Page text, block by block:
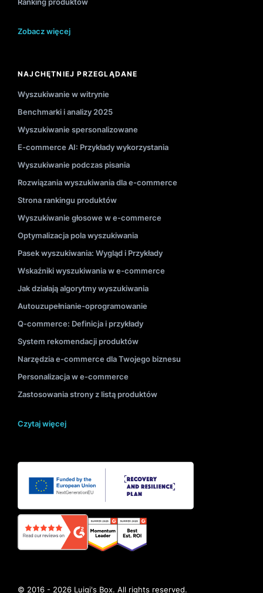
Zobacz więcej
NAJCHĘTNIEJ PRZEGLĄDANE
Wyszukiwanie w witrynie
Benchmarki i analizy 2025
Wyszukiwanie spersonalizowane
E-commerce AI: Przykłady wykorzystania
Wyszukiwanie podczas pisania
Rozwiązania wyszukiwania dla e-commerce
Strona rankingu produktów
Wyszukiwanie głosowe w e-commerce
Optymalizacja pola wyszukiwania
Pasek wyszukiwania: Wygląd i Przykłady
Wskaźniki wyszukiwania w e-commerce
Jak działają algorytmy wyszukiwania
Autouzupełnianie-oprogramowanie
Q-commerce: Definicja i przykłady
System rekomendacji produktów
Narzędzia e-commerce dla Twojego biznesu
Personalizacja w e-commerce
Zastosowania strony z listą produktów
Czytaj więcej
© 2016 - 2026 Luigi's Box. All rights reserved.